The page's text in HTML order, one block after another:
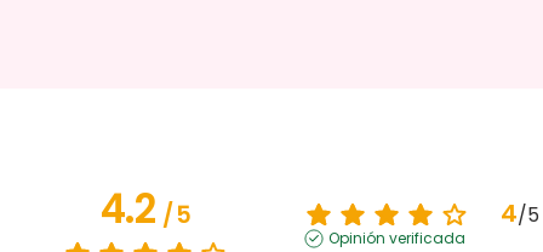
4.2/5 4/5
Opinión verificada